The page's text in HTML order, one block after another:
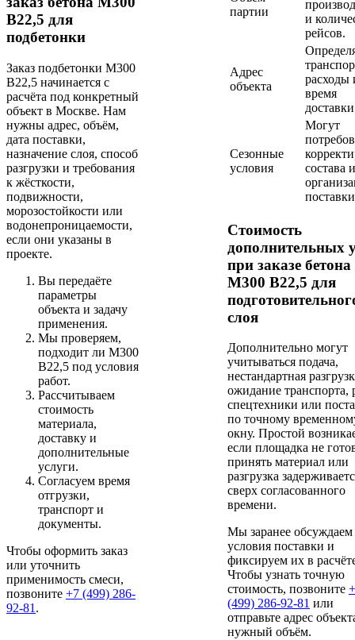
В22,5 для
подбетонки
Заказ подбетонки М300
В22,5 начинается с
расчёта под конкретный
объект в Москве. Нам
нужны адрес, объём,
дата поставки,
назначение слоя, способ
разгрузки и требования
к жёсткости,
подвижности,
морозостойкости или
водонепроницаемости,
если они указаны в
проекте.
Вы передаёте
параметры
объекта и задачу
применения.
Мы проверяем,
подходит ли М300
В22,5 под условия
работ.
Рассчитываем
стоимость
материала,
доставку и
дополнительные
услуги.
Согласуем время
отгрузки,
транспорт и
документы.
Чтобы оформить заказ
или уточнить
применимость смеси,
позвоните +7 (499) 286-
92-81 .
партии
и
рейсов.
Адрес
объекта
расходы
время
Сезонные
условия
Могут
состава
Стоимость
дополнительных
при заказе бетона
М300 В22,5 для
слоя
Дополнительно могут
учитываться подача,
нестандартная
ожидание транспорта,
спецтехники или
по точному
окну. Простой
если площадка не
принять материал или
разгрузка
сверх согласованного
времени.
Мы заранее обсуждаем
условия поставки и
фиксируем их в
Чтобы узнать точную
стоимость, позвоните
(499) 286-92-81 или
отправьте адрес
нужный объём.